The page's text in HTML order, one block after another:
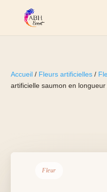
Accueil / Fleurs artificielles /
artificielle saumon en
Fleur